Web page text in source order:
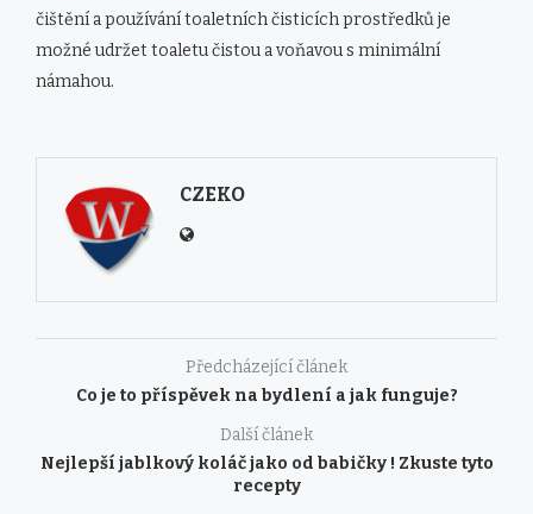
čištění a používání toaletních čisticích prostředků je
možné udržet toaletu čistou a voňavou s minimální
námahou.
CZEKO
Předcházející článek
Co je to příspěvek na bydlení a jak funguje?
Další článek
Nejlepší jablkový koláč jako od babičky ! Zkuste tyto
recepty